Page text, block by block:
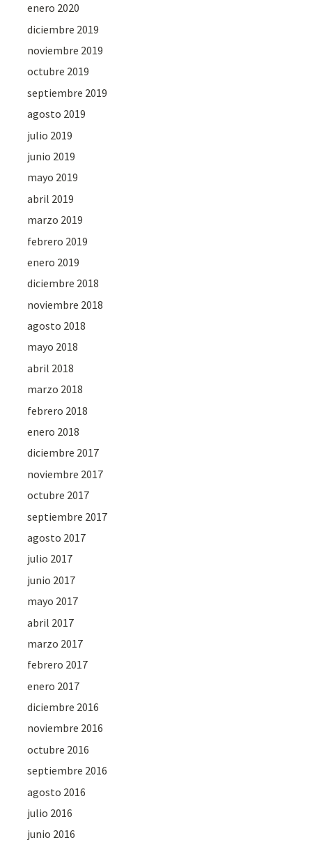
enero 2020
diciembre 2019
noviembre 2019
octubre 2019
septiembre 2019
agosto 2019
julio 2019
junio 2019
mayo 2019
abril 2019
marzo 2019
febrero 2019
enero 2019
diciembre 2018
noviembre 2018
agosto 2018
mayo 2018
abril 2018
marzo 2018
febrero 2018
enero 2018
diciembre 2017
noviembre 2017
octubre 2017
septiembre 2017
agosto 2017
julio 2017
junio 2017
mayo 2017
abril 2017
marzo 2017
febrero 2017
enero 2017
diciembre 2016
noviembre 2016
octubre 2016
septiembre 2016
agosto 2016
julio 2016
junio 2016